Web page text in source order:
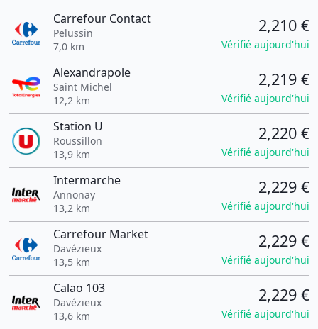
Carrefour Contact
Pelussin
7,0 km
2,210 €
Vérifié aujourd'hui
Alexandrapole
Saint Michel
12,2 km
2,219 €
Vérifié aujourd'hui
Station U
Roussillon
13,9 km
2,220 €
Vérifié aujourd'hui
Intermarche
Annonay
13,2 km
2,229 €
Vérifié aujourd'hui
Carrefour Market
Davézieux
13,5 km
2,229 €
Vérifié aujourd'hui
Calao 103
Davézieux
13,6 km
2,229 €
Vérifié aujourd'hui